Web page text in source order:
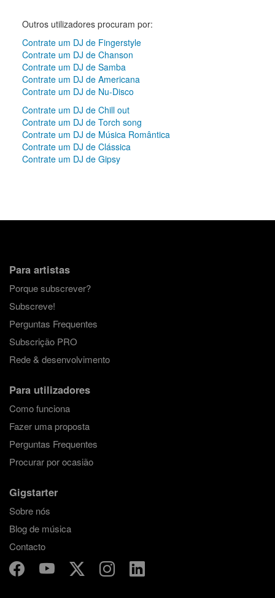
Outros utilizadores procuram por:
Contrate um DJ de Fingerstyle
Contrate um DJ de Chanson
Contrate um DJ de Samba
Contrate um DJ de Americana
Contrate um DJ de Nu-Disco
Contrate um DJ de Chill out
Contrate um DJ de Torch song
Contrate um DJ de Música Romântica
Contrate um DJ de Clássica
Contrate um DJ de Gipsy
Para artistas
Porque subscrever?
Subscreve!
Perguntas Frequentes
Subscrição PRO
Rede & desenvolvimento
Para utilizadores
Como funciona
Fazer uma proposta
Perguntas Frequentes
Procurar por ocasião
Gigstarter
Sobre nós
Blog de música
Contacto